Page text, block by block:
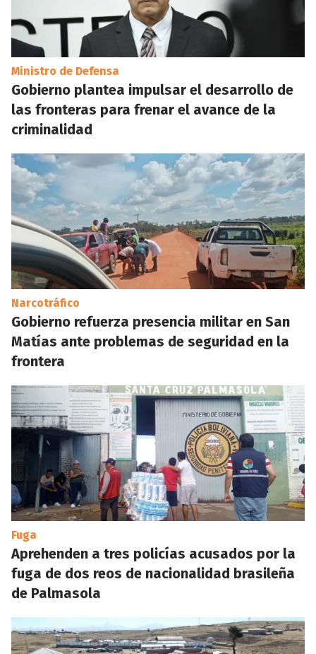
Ministro de Defensa
Gobierno plantea impulsar el desarrollo de
las fronteras para frenar el avance de la
criminalidad
Narcotráfico
Gobierno refuerza presencia militar en San
Matías ante problemas de seguridad en la
frontera
Fuga
Aprehenden a tres policías acusados por la
fuga de dos reos de nacionalidad brasileña
de Palmasola